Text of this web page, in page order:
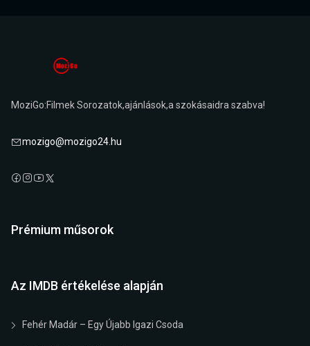
MoziGo:Filmek Sorozatok,ajánlások,a szokásaidra szabva!
mozigo@mozigo24.hu
Prémium műsorok
Az IMDB értékelése alapján
Fehér Madár – Egy Újabb Igazi Csoda